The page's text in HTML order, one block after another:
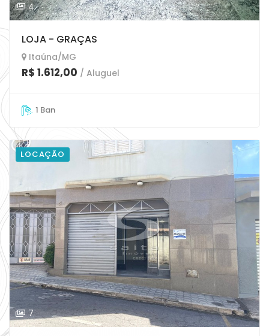
4
LOJA - GRAÇAS
Itaúna/MG
R$ 1.612,00 / Aluguel
1 Ban
LOCAÇÃO
7